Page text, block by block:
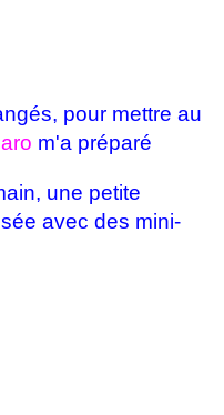
pour mettre au
m'a préparé
une petite
avec des mini-